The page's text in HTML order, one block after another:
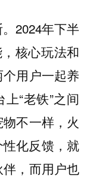
2024年下半
核心玩法和
用户一起养
“老铁”之间
不一样，火
化反馈，就
，而用户也